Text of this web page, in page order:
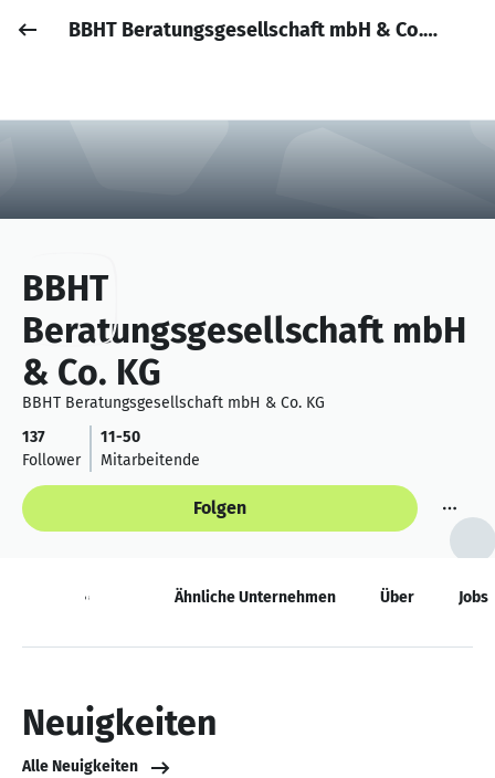
Anmelden
Job posten
BBHT Beratungsgesellschaft mbH & Co. KG
BBHT
Beratungsgesellschaft mbH
& Co. KG
BBHT Beratungsgesellschaft mbH & Co. KG
137
Follower
11-50
Mitarbeitende
Folgen
Neuigkeiten Ähnliche Unternehmen Über Jobs
Neuigkeiten
Alle Neuigkeiten